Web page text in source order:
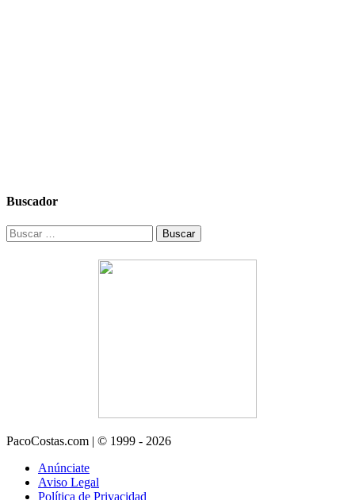
Buscador
Buscar:
PacoCostas.com | © 1999 - 2026
Anúnciate
Aviso Legal
Política de Privacidad